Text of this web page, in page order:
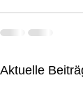
Aktuelle